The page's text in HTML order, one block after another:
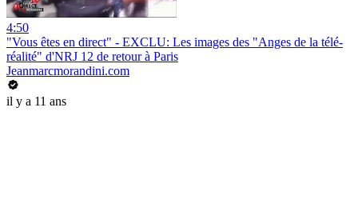
4:50
"Vous êtes en direct" - EXCLU: Les images des "Anges de la télé-
réalité" d'NRJ 12 de retour à Paris
Jeanmarcmorandini.com
il y a 11 ans